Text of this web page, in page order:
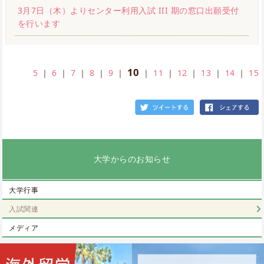
3月7日（木）よりセンター利用入試 III 期の窓口出願受付
を行います
5 ｜ 6 ｜ 7 ｜ 8 ｜ 9 ｜ 10 ｜ 11 ｜ 12 ｜ 13 ｜ 14 ｜ 15
大学からのお知らせ
大学行事
入試関連
メディア